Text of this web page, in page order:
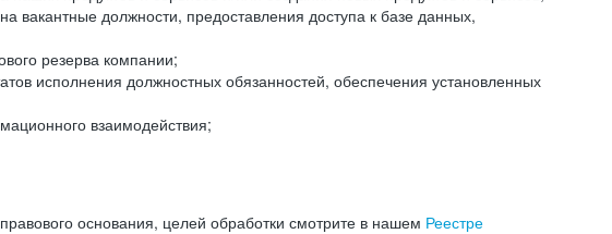
вакантные должности, предоставления доступа к базе данных,
резерва компании;
исполнения должностных обязанностей, обеспечения установленных
взаимодействия;
основания, целей обработки смотрите в нашем Реестре